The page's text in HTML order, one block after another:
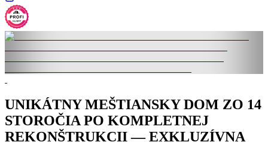
UNIKÁTNY MEŠTIANSKY DOM ZO 14
STOROČIA PO KOMPLETNEJ
REKONŠTRUKCII — EXKLUZÍVNA